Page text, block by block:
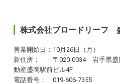
株式会社ブロードリーフ
営業開始日：10月26日（月）
新住所： 〒020-0034 岩手県盛
動産盛岡駅前ビル4F
電話番号： 019-606-7355